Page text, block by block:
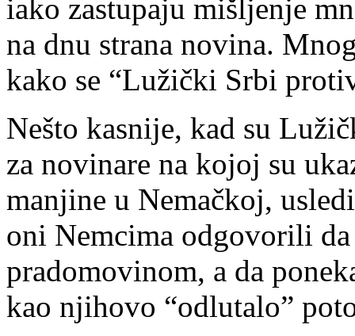
iako zastupaju mišljenje
na dnu strana novina.
kako se “Lužički Srbi
Nešto kasnije, kad su
za novinare na kojoj su
manjine u Nemačkoj,
oni Nemcima odgovorili
pradomovinom, a da
kao njihovo “odlutalo”